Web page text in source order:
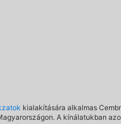
kialakítására alkalmas
A kínálatukban